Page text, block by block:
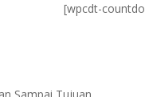
[wpcdt-